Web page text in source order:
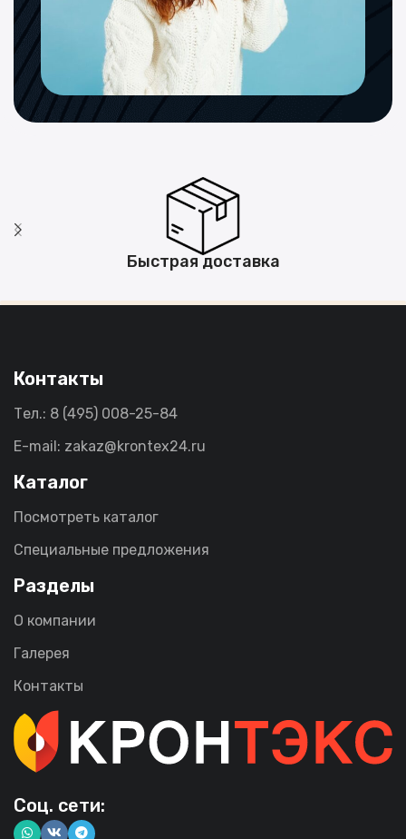
Быстрая доставка
Контакты
Тел.: 8 (495) 008-25-84
E-mail: zakaz@krontex24.ru
Каталог
Посмотреть каталог
Специальные предложения
Разделы
О компании
Галерея
Контакты
Соц. сети: